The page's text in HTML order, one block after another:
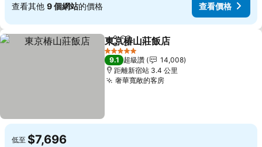
查看其他 9 個網站的價格 查看價格
分享 加入我的最愛
東京椿山莊飯店
5 星級
9.1 超級讚
14,008
距離新宿站 3.4 公里
奢華寬敞的客房查看價格
低至 $7,696